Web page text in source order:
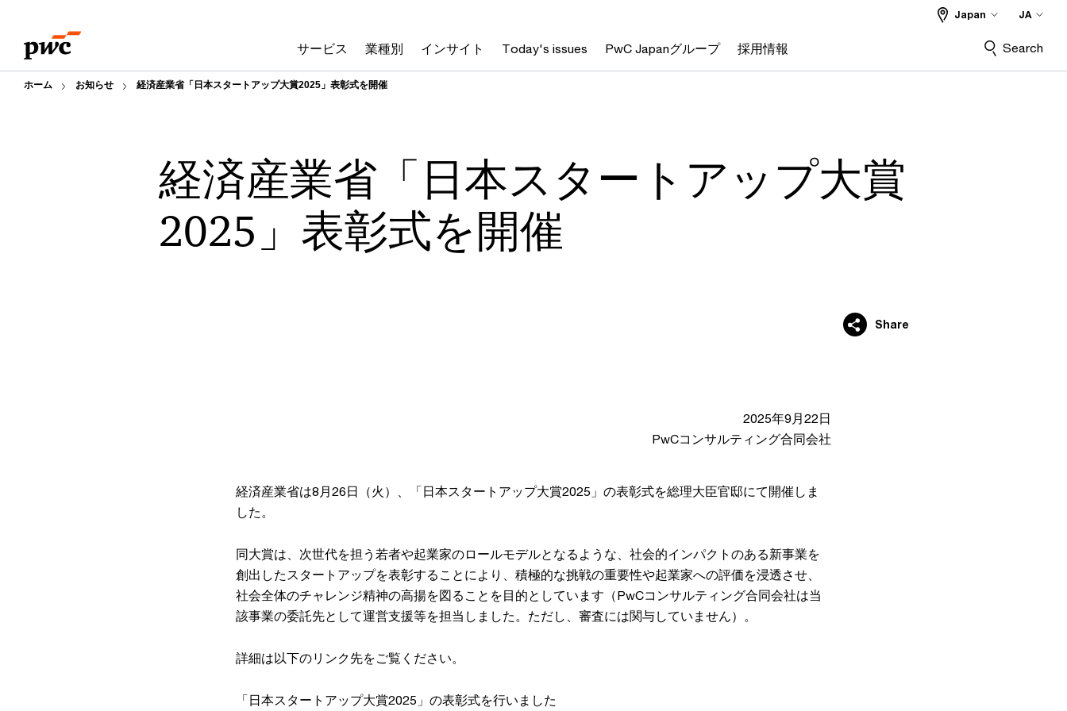
content
footer
サービス 業種別 インサイト Today's issues PwC Japanグループ 採用情報
Japan JA
Search
ホーム お知らせ 経済産業省「日本スタートアップ大賞2025」表彰式を開催
経済産業省「日本スタートアップ大賞
2025」表彰式を開催
Share
2025年9月22日
PwCコンサルティング合同会社
経済産業省は8月26日（火）、「日本スタートアップ大賞2025」の表彰式を総理大臣官邸にて開催しま
した。
同大賞は、次世代を担う若者や起業家のロールモデルとなるような、社会的インパクトのある新事業を
創出したスタートアップを表彰することにより、積極的な挑戦の重要性や起業家への評価を浸透させ、
社会全体のチャレンジ精神の高揚を図ることを目的としています（PwCコンサルティング合同会社は当
該事業の委託先として運営支援等を担当しました。ただし、審査には関与していません）。
詳細は以下のリンク先をご覧ください。
「日本スタートアップ大賞2025」の表彰式を行いました